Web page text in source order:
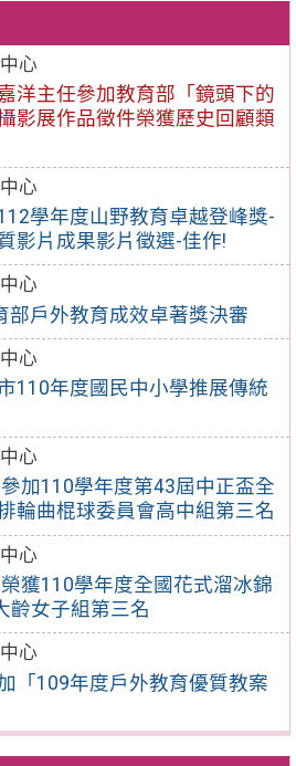
心
洋主任參加教育部「鏡頭下的
影展作品徵件榮獲歷史回顧類
心
學年度山野教育卓越登峰獎-
影片成果影片徵選-佳作!
心
部戶外教育成效卓著獎決審
心
110年度國民中小學推展傳統
心
加110學年度第43屆中正盃全
輪曲棍球委員會高中組第三名
心
獲110學年度全國花式溜冰錦
齡女子組第三名
心
「109年度戶外教育優質教案